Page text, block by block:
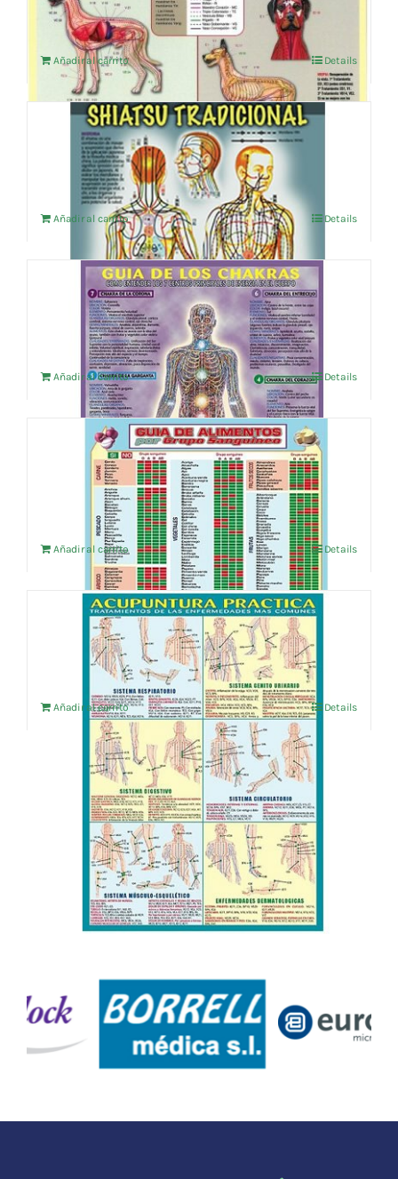
Añadir al carrito Details
SHIATSU TRADICIONAL
IVA no incluído
Añadir al carrito Details
GUIA DE LOS CHAKRAS
IVA no incluído
Añadir al carrito Details
GUIA DE LOS ALIMENTOS POR GRUPO
SANGUINEO
IVA no incluído
Añadir al carrito Details
ACUPUNTURA PRACTICA
IVA no incluído
Añadir al carrito Details